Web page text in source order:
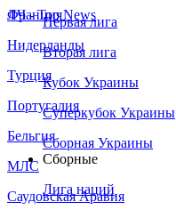
Франция
Нидерланды
Турция
Португалия
Бельгия
МЛС
Саудовская Аравия
ЛЧ - Top News
Первая лига
Вторая лига
Кубок Украины
Суперкубок Украины
Сборная Украины
Сборные
Лига наций